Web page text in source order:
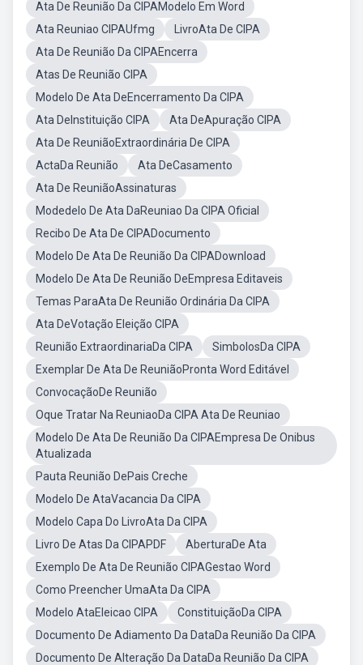
Ata De Reunião Da CIPAModelo Em Word
Ata Reuniao CIPAUfmg
LivroAta De CIPA
Ata De Reunião Da CIPAEncerra
Atas De Reunião CIPA
Modelo De Ata DeEncerramento Da CIPA
Ata DeInstituição CIPA
Ata DeApuração CIPA
Ata De ReuniãoExtraordinária De CIPA
ActaDa Reunião
Ata DeCasamento
Ata De ReuniãoAssinaturas
Modedelo De Ata DaReuniao Da CIPA Oficial
Recibo De Ata De CIPADocumento
Modelo De Ata De Reunião Da CIPADownload
Modelo De Ata De Reunião DeEmpresa Editaveis
Temas ParaAta De Reunião Ordinária Da CIPA
Ata DeVotação Eleição CIPA
Reunião ExtraordinariaDa CIPA
SimbolosDa CIPA
Exemplar De Ata De ReuniãoPronta Word Editável
ConvocaçãoDe Reunião
Oque Tratar Na ReuniaoDa CIPA Ata De Reuniao
Modelo De Ata De Reunião Da CIPAEmpresa De Onibus
Atualizada
Pauta Reunião DePais Creche
Modelo De AtaVacancia Da CIPA
Modelo Capa Do LivroAta Da CIPA
Livro De Atas Da CIPAPDF
AberturaDe Ata
Exemplo De Ata De Reunião CIPAGestao Word
Como Preencher UmaAta Da CIPA
Modelo AtaEleicao CIPA
ConstituiçãoDa CIPA
Documento De Adiamento Da DataDa Reunião Da CIPA
Documento De Alteração Da DataDa Reunião Da CIPA